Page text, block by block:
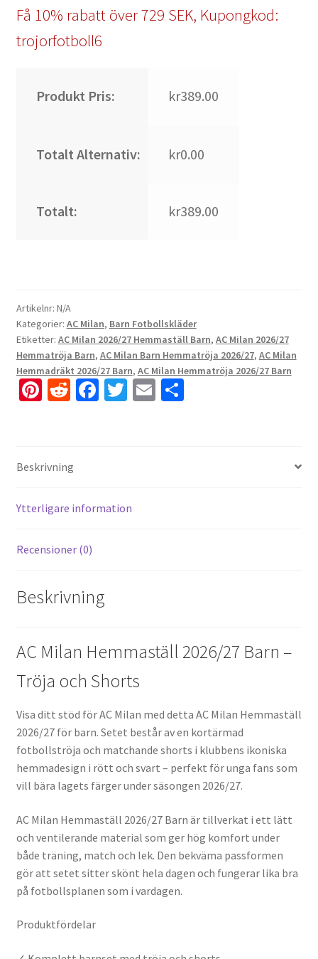
Få 10% rabatt över 729 SEK, Kupongkod:
trojorfotboll6
Produkt Pris: kr389.00
Totalt Alternativ: kr0.00
Totalt: kr389.00
Artikelnr: N/A
Kategorier: AC Milan, Barn Fotbollskläder
Etiketter: AC Milan 2026/27 Hemmaställ Barn, AC Milan 2026/27
Hemmatröja Barn, AC Milan Barn Hemmatröja 2026/27, AC Milan
Hemmadräkt 2026/27 Barn, AC Milan Hemmatröja 2026/27 Barn
Pi
es
t
R
di
t
Fa
k
T E D
Beskrivning
Ytterligare information
Recensioner (0)
Beskrivning
AC Milan Hemmaställ 2026/27 Barn –
Tröja och Shorts
Visa ditt stöd för AC Milan med detta AC Milan Hemmaställ
2026/27 för barn. Setet består av en kortärmad
fotbollströja och matchande shorts i klubbens ikoniska
hemmadesign i rött och svart – perfekt för unga fans som
vill bära lagets färger under säsongen 2026/27.
AC Milan Hemmaställ 2026/27 Barn är tillverkat i ett lätt
och ventilerande material som ger hög komfort under
både träning, match och lek. Den bekväma passformen
gör att setet sitter skönt hela dagen och fungerar lika bra
på fotbollsplanen som i vardagen.
Produktfördelar